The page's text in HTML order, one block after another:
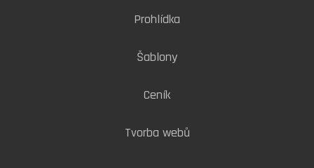
Prohlídka
Šablony
Ceník
Tvorba webů